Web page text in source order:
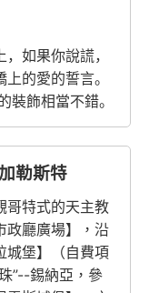
如果你說謊，
的愛的誓言。
裝飾相當不錯。
勒斯特
哥特式的天主教
政廳廣場】，沿
城堡】（自費項
”--錫納亞，參